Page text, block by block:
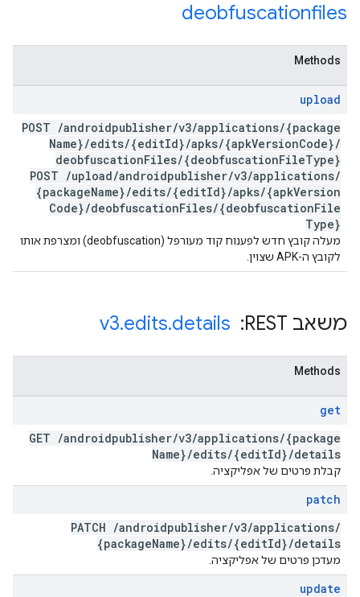
deobfuscationfiles
Methods
upload
POST /androidpublisher/v3/applications/{package
Name}/edits/{editId}/apks/{apkVersionCode}/
deobfuscationFiles/{deobfuscationFileType}
POST /upload/androidpublisher/v3/applications/
{packageName}/edits/{editId}/apks/{apkVersion
Code}/deobfuscationFiles/{deobfuscationFile
Type}
מעלה קובץ חדש לפענוח קוד מעורפל (deobfuscation) ומצרפת אותו
לקובץ ה-APK שצוין.
משאב REST: ‏ v3.edits.details
Methods
get
GET /androidpublisher/v3/applications/{package
Name}/edits/{editId}/details
קבלת פרטים של אפליקציה.
patch
PATCH /androidpublisher/v3/applications/
{packageName}/edits/{editId}/details
מעדכן פרטים של אפליקציה.
update